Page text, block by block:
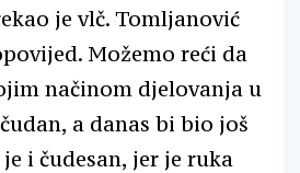
je vlč. Tomljanović
Možemo reći da
načinom djelovanja u
a danas bi bio još
i čudesan, jer je ruka